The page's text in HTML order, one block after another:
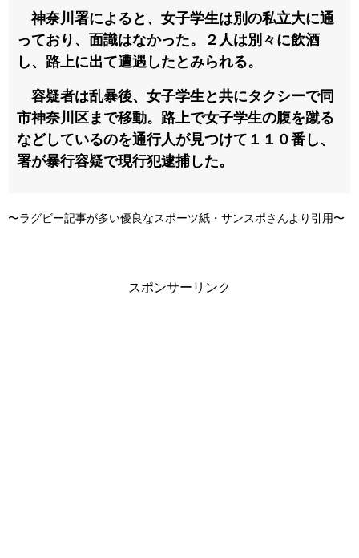
神奈川署によると、女子学生は別の私立大に通
っており、面識はなかった。２人は別々に飲酒
し、路上に出て遭遇したとみられる。
容疑者は乱暴後、女子学生と共にタクシーで同
市神奈川区まで移動。路上で女子学生の腹を蹴る
などしているのを通行人が見つけて１１０番し、
署が暴行容疑で現行犯逮捕した。
〜ラグビー記事が多い優良なスポーツ紙・サンスポさんより引用〜
スポンサーリンク